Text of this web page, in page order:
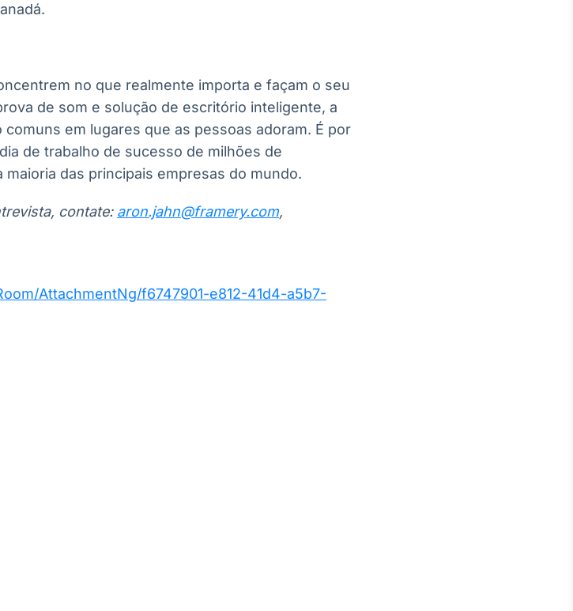
no que realmente importa e façam o seu
de som e solução de escritório inteligente, a
em lugares que as pessoas adoram. É por
de trabalho de sucesso de milhões de
das principais empresas do mundo.
contate: aron.jahn@framery.com,
AttachmentNg/f6747901-e812-41d4-a5b7-